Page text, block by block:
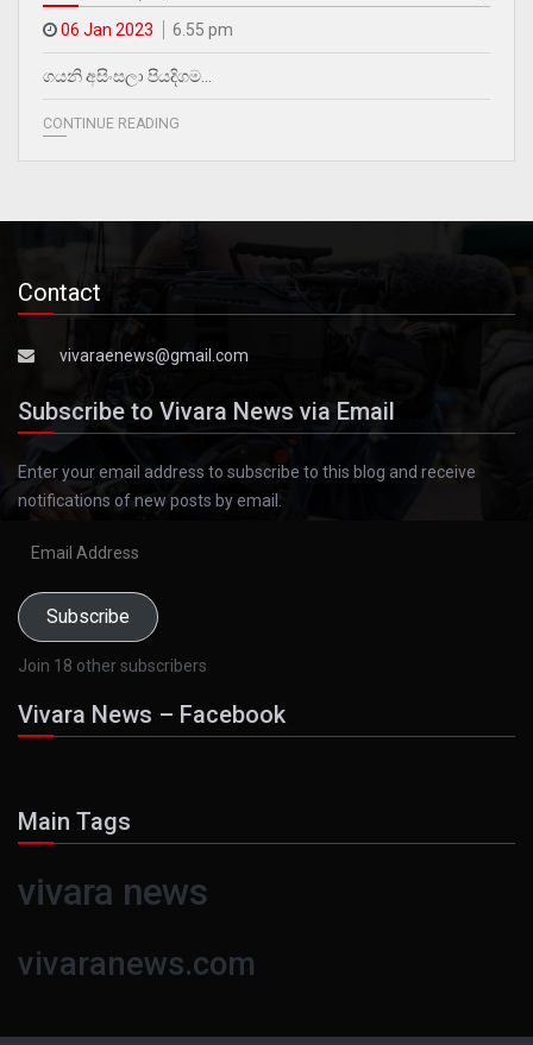
06 Jan 2023 6.55 pm
ගයනි අසිංසලා පියදිගම…
CONTINUE READING
Contact
vivaraenews@gmail.com
Subscribe to Vivara News via Email
Enter your email address to subscribe to this blog and receive
notifications of new posts by email.
Subscribe
Join 18 other subscribers
Vivara News – Facebook
Main Tags
vivara news
vivaranews.com